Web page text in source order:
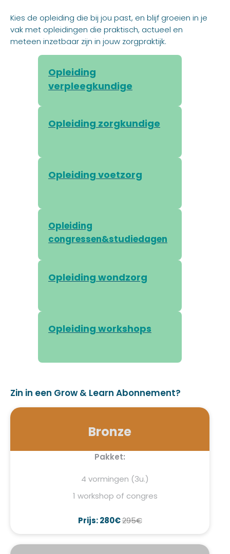
Kies de opleiding die bij jou past, en blijf groeien in je
vak met opleidingen die praktisch, actueel en
meteen inzetbaar zijn in jouw zorgpraktijk.
Opleiding
verpleegkundige
Opleiding zorgkundige
Opleiding voetzorg
Opleiding
congressen&studiedagen
Opleiding wondzorg
Opleiding workshops
Zin in een Grow & Learn Abonnement?
Bronze
Pakket:
4 vormingen (3u.)
1 workshop of congres
Prijs: 280€295€